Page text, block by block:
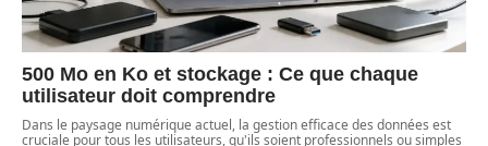
500 Mo en Ko et stockage : Ce que chaque
utilisateur doit comprendre
Dans le paysage numérique actuel, la gestion efficace des données est
cruciale pour tous les utilisateurs, qu'ils soient professionnels ou simples